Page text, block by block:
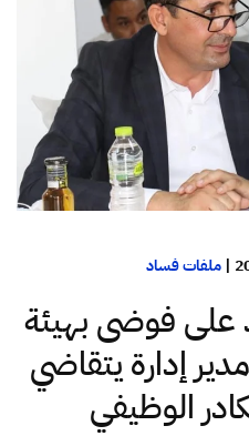
|ملفات فساد
فوضى بهيئة
إدارة يتقاضي
الوظيفي